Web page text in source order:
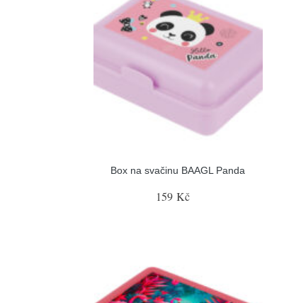
Box na svačinu BAAGL Panda
159 Kč